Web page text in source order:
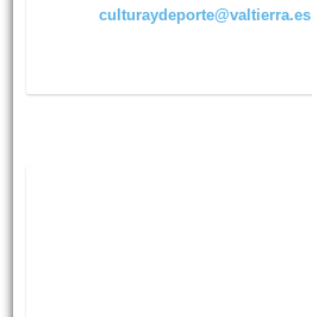
culturaydeporte@valtierra.es